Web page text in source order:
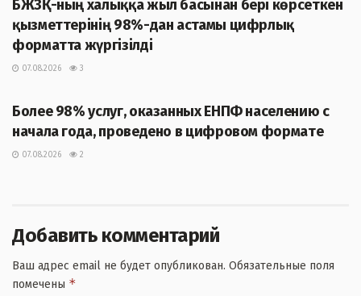
БЖЗҚ-ның халыққа жыл басынан бері көрсеткен
қызметтерінің 98%-дан астамы цифрлық
форматта жүргізілді
07.08.2026
3
Более 98% услуг, оказанных ЕНПФ населению с
начала года, проведено в цифровом формате
07.08.2026 2
Добавить комментарий
Ваш адрес email не будет опубликован. Обязательные поля
помечены *